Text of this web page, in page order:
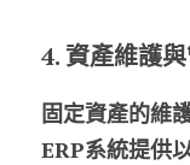
4. 資產維護
固定資產的維
ERP系統提供